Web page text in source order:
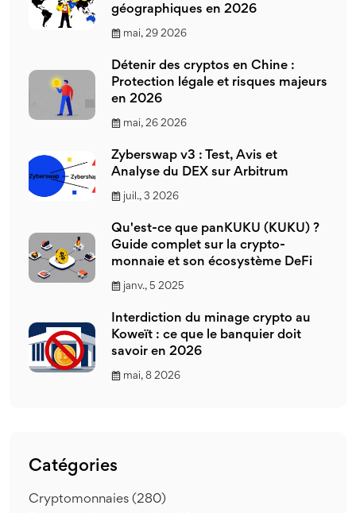
géographiques en 2026
mai, 29 2026
Détenir des cryptos en Chine :
Protection légale et risques majeurs
en 2026
mai, 26 2026
Zyberswap v3 : Test, Avis et
Analyse du DEX sur Arbitrum
juil., 3 2026
Qu'est-ce que panKUKU (KUKU) ?
Guide complet sur la crypto-
monnaie et son écosystème DeFi
janv., 5 2025
Interdiction du minage crypto au
Koweït : ce que le banquier doit
savoir en 2026
mai, 8 2026
Catégories
Cryptomonnaies (280)